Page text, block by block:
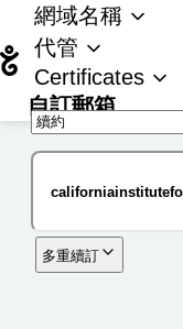
網域名稱
代管
Certificates
自訂郵箱
多重續訂